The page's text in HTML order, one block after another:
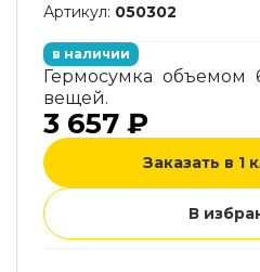
Артикул: 050302
в наличии
Гермосумка объемом
вещей.
3 657 ₽
Заказать в 1
В